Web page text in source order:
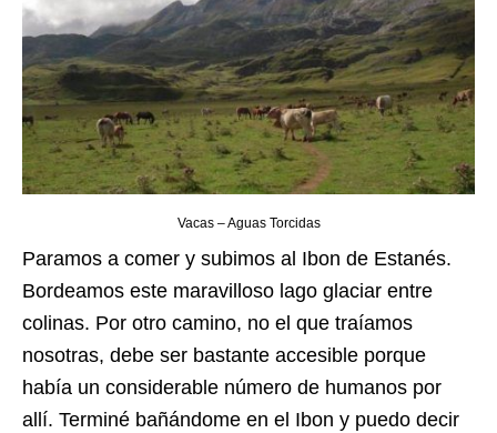
Vacas – Aguas Torcidas
Paramos a comer y subimos al Ibon de Estanés.
Bordeamos este maravilloso lago glaciar entre
colinas. Por otro camino, no el que traíamos
nosotras, debe ser bastante accesible porque
había un considerable número de humanos por
allí. Terminé bañándome en el Ibon y puedo decir